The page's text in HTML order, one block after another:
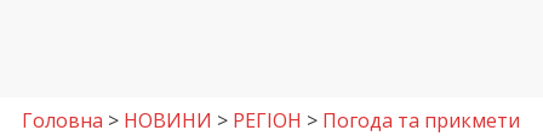
Головна > НОВИНИ > РЕГІОН > Погода та прикмети